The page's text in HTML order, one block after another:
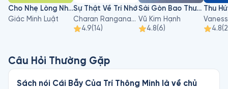
Cho Nhẹ Lòng Nhau
Giác Minh Luật
Sự Thật Về Trí Nhớ
Charan Ranganath, PHD
4.9(14)
Sài Gòn Bao Thương
Vũ Kim Hạnh
4.8(6)
Thu
4.8(
Câu Hỏi Thường Gặp
Sách nói Cái Bẫy Của Trí Thông Minh là về chủ